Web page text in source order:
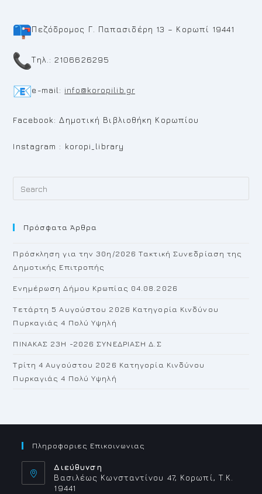
Πεζόδρομος Γ. Παπασιδέρη 13 – Κορωπί 19441
Τηλ.: 2106626295
e-mail: info@koropilib.gr
Facebook: Δημοτική Βιβλιοθήκη Κορωπίου
Instagram : koropi_library
Πρόσφατα Άρθρα
Πρόσκληση για την 30η/2026 Τακτική Συνεδρίαση της
Δημοτικής Επιτροπής
Ενημέρωση Δήμου Κρωπίας 04.08.2026
Τετάρτη 5 Αυγούστου 2026 Κατηγορία Κινδύνου
Πυρκαγιάς 4 Πολύ Υψηλή
ΠΙΝΑΚΑΣ 23H -2026 ΣΥΝΕΔΡΙΑΣΗ Δ.Σ
Τρίτη 4 Αυγούστου 2026 Κατηγορία Κινδύνου
Πυρκαγιάς 4 Πολύ Υψηλή
Πληροφοριες Επικοινωνιας
Διεύθυνση
Βασιλέως Κωνσταντίνου 47, Κορωπί, Τ.Κ.
19441